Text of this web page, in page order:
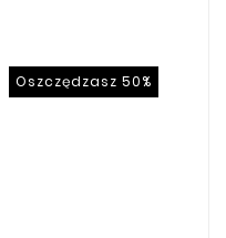
Oszczędzasz 50%